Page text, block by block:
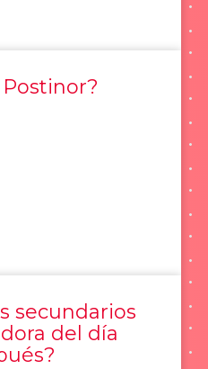
secundarios
del día